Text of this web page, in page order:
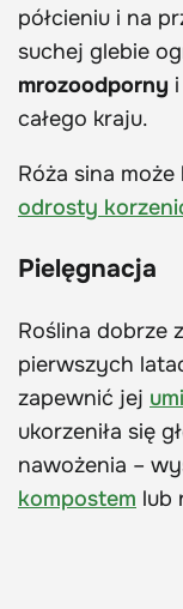
półcieniu i na
suchej glebie
mrozoodporny
całego kraju.
Róża sina może
odrosty
Pielęgnacja
Roślina dobrze
pierwszych
zapewnić jej
ukorzeniła się
nawożenia –
kompostem lub